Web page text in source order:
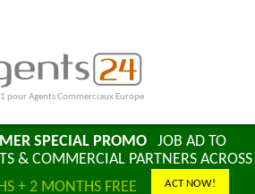
pour Agents Commerciaux Europe
SPECIAL PROMOJOB AD TO
& COMMERCIAL PARTNERS ACROSS
+ 2 MONTHS FREE ACT NOW!